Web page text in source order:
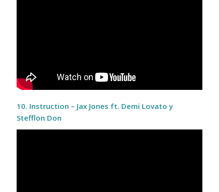
10. Instruction – Jax Jones ft. Demi Lovato y
Stefflon Don